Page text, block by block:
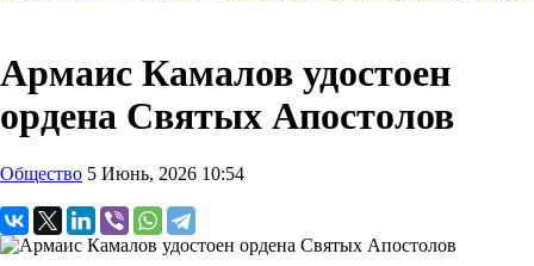
Армаис Камалов удостоен
ордена Святых Апостолов
Общество 5 Июнь, 2026 10:54